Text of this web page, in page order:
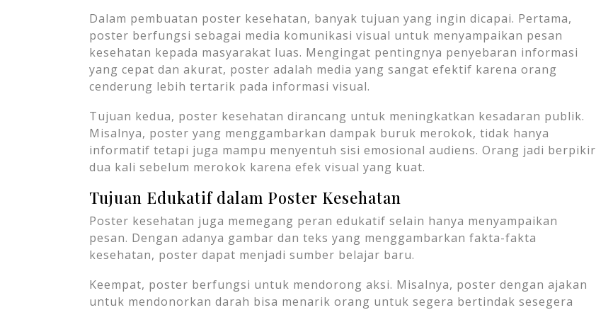
Dalam pembuatan poster kesehatan, banyak tujuan yang ingin dicapai. Pertama,
poster berfungsi sebagai media komunikasi visual untuk menyampaikan pesan
kesehatan kepada masyarakat luas. Mengingat pentingnya penyebaran informasi
yang cepat dan akurat, poster adalah media yang sangat efektif karena orang
cenderung lebih tertarik pada informasi visual.
Tujuan kedua, poster kesehatan dirancang untuk meningkatkan kesadaran publik.
Misalnya, poster yang menggambarkan dampak buruk merokok, tidak hanya
informatif tetapi juga mampu menyentuh sisi emosional audiens. Orang jadi berpikir
dua kali sebelum merokok karena efek visual yang kuat.
Tujuan Edukatif dalam Poster Kesehatan
Poster kesehatan juga memegang peran edukatif selain hanya menyampaikan
pesan. Dengan adanya gambar dan teks yang menggambarkan fakta-fakta
kesehatan, poster dapat menjadi sumber belajar baru.
Keempat, poster berfungsi untuk mendorong aksi. Misalnya, poster dengan ajakan
untuk mendonorkan darah bisa menarik orang untuk segera bertindak sesegera